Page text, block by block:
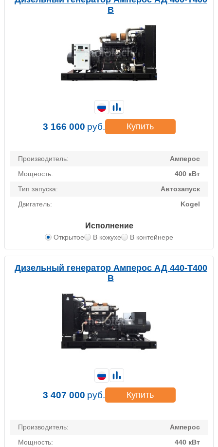
B
Производитель:
Амперос
Мощность:
400 кВт
Тип запуска:
Автозапуск
Двигатель:
Kogel
Исполнение
Открытое В кожухе В контейнере
3 166 000 руб. Купить
Дизельный генератор Амперос АД 440-Т400
B
Производитель:
Амперос
Мощность:
440 кВт
3 407 000 руб. Купить